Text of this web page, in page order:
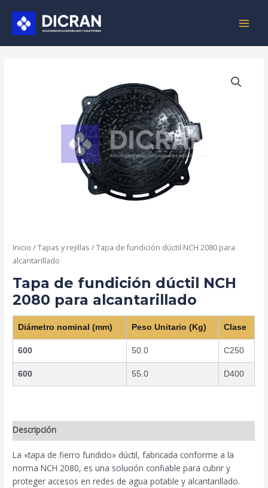
contenido
Inicio /Tapas y rejillas / Tapa de fundición dúctil NCH 2080 para
alcantarillado
Tapa de fundición dúctil NCH
2080 para alcantarillado
Diámetro nominal (mm) Peso Unitario (Kg) Clase
600 50.0 C250
600 55.0 D400
Descripción
La «tapa de fierro fundido» dúctil, fabricada conforme a la
norma NCH 2080, es una solución confiable para cubrir y
proteger accesos en redes de agua potable y alcantarillado.